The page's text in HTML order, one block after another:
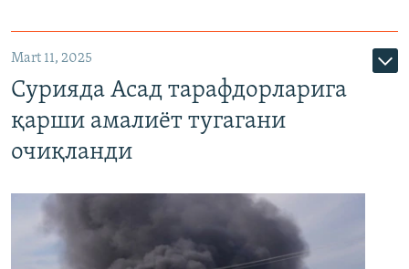
Mart 11, 2025
Сурияда Асад тарафдорларига
қарши амалиёт тугагани
очиқланди